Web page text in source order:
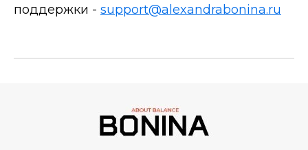
поддержки - support@alexandrabonina.ru